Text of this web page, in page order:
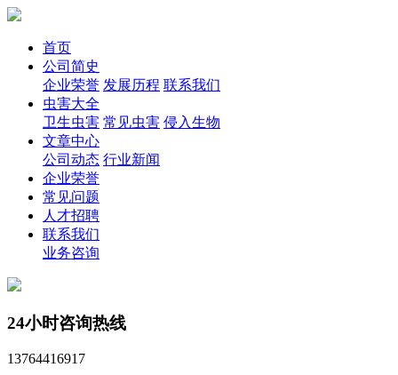
首页
公司简史
企业荣誉 发展历程 联系我们
虫害大全
卫生虫害 常见虫害 侵入生物
文章中心
公司动态 行业新闻
企业荣誉
常见问题
人才招聘
联系我们
业务咨询
24小时咨询热线
13764416917